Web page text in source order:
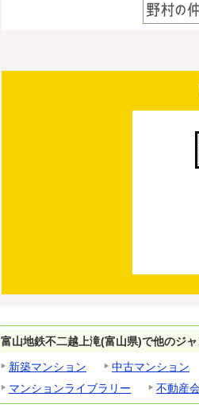
富山地鉄不二越上滝(富山県)で他のジ
新築マンション
中古マンション
マンションライブラリー
不動産